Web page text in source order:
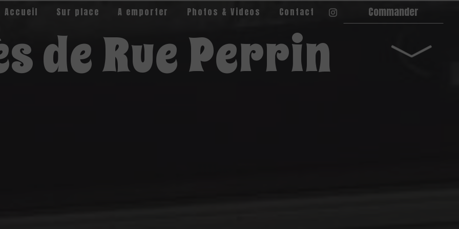
Accueil Sur place A emporter Photos & Videos Contact Commander
de Rue Perrin